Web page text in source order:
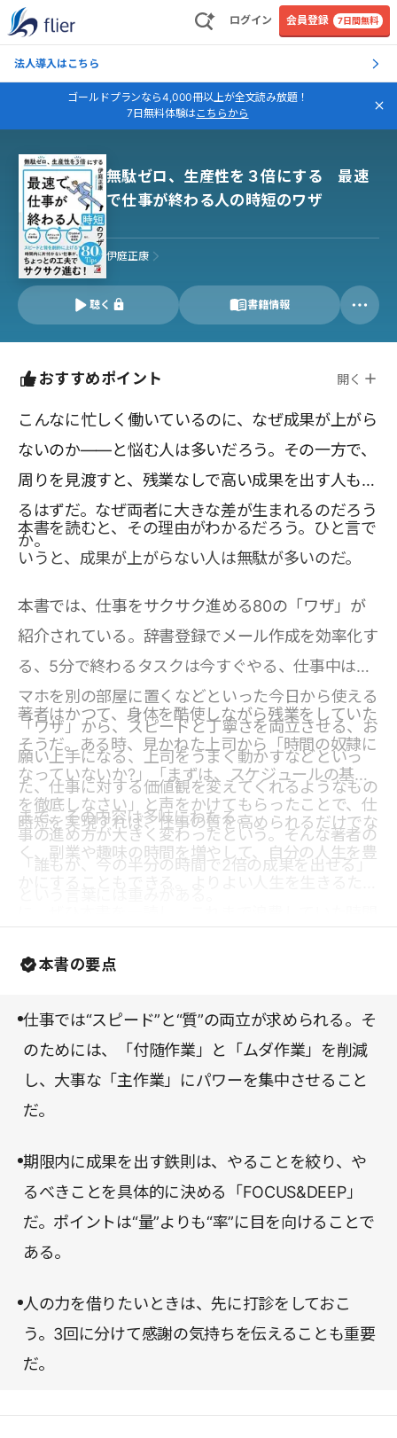
ログイン 会員登録 7日間無料
法人導入はこちら
ゴールドプランなら4,000冊以上が全文読み放題！
7日無料体験はこちらから
無駄ゼロ、生産性を３倍にする 最速
で仕事が終わる人の時短のワザ
伊庭正康
聴く 書籍情報
おすすめポイント 開く
こんなに忙しく働いているのに、なぜ成果が上がら
ないのか――と悩む人は多いだろう。その一方で、
周りを見渡すと、残業なしで高い成果を出す人もい
るはずだ。なぜ両者に大きな差が生まれるのだろう
か。
本書を読むと、その理由がわかるだろう。ひと言で
いうと、成果が上がらない人は無駄が多いのだ。
本書では、仕事をサクサク進める80の「ワザ」が
紹介されている。辞書登録でメール作成を効率化す
る、5分で終わるタスクは今すぐやる、仕事中はス
マホを別の部屋に置くなどといった今日から使える
「ワザ」から、スピードと丁寧さを両立させる、お
願い上手になる、上司をうまく動かすなどといっ
た、仕事に対する価値観を変えてくれるようなもの
まで、その内容は多岐にわたる。
著者はかつて、身体を酷使しながら残業をしていた
そうだ。ある時、見かねた上司から「時間の奴隷に
なっていないか?」「まずは、スケジュールの基本
を徹底しなさい」と声をかけてもらったことで、仕
事の進め方が大きく変わったという。そんな著者の
「誰もが、今の半分の時間で2倍の成果を出せる」
時短を実現すれば、仕事の質を高められるだけでな
く、副業や趣味の時間を増やして、自分の人生を豊
本書の要点
仕事では“スピード”と“質”の両立が求められる。そ
のためには、「付随作業」と「ムダ作業」を削減
し、大事な「主作業」にパワーを集中させること
だ。
期限内に成果を出す鉄則は、やることを絞り、や
るべきことを具体的に決める「FOCUS&DEEP」
だ。ポイントは“量”よりも“率”に目を向けることで
ある。
人の力を借りたいときは、先に打診をしておこ
う。3回に分けて感謝の気持ちを伝えることも重要
だ。